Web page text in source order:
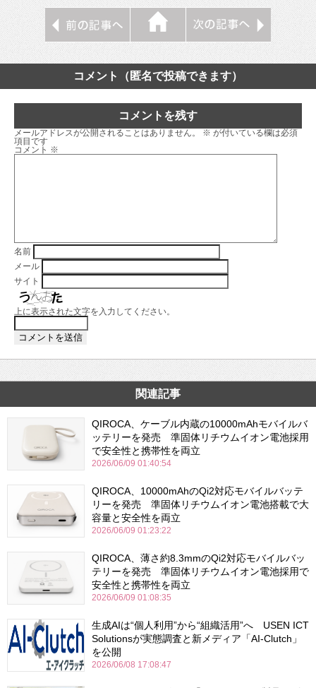
コメント（匿名で投稿できます）
コメントを残す
メールアドレスが公開されることはありません。 ※ が付いている欄は必須
項目です
コメント ※
名前
メール
サイト
上に表示された文字を入力してください。
関連記事
QIROCA、ケーブル内蔵の10000mAhモバイルバ
ッテリーを発売 準固体リチウムイオン電池採用
で安全性と携帯性を両立
2026/06/09 01:40:54
QIROCA、10000mAhのQi2対応モバイルバッテ
リーを発売 準固体リチウムイオン電池搭載で大
容量と安全性を両立
2026/06/09 01:23:22
QIROCA、薄さ約8.3mmのQi2対応モバイルバッ
テリーを発売 準固体リチウムイオン電池採用で
安全性と携帯性を両立
2026/06/09 01:08:35
生成AIは“個人利用”から“組織活用”へ USEN ICT
Solutionsが実態調査と新メディア「AI-Clutch」
を公開
2026/06/08 17:08:47